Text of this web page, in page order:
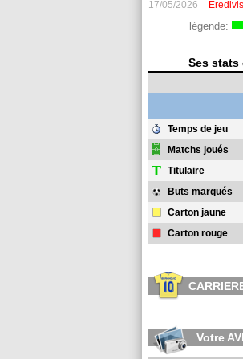
17/05/2026
légende:
Ses stats
Temps de jeu
Matchs joués
T Titulaire
Buts marqués
Carton jaune
Carton rouge
Votre